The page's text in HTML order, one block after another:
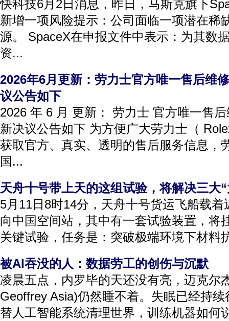
快科技6月2日消息，昨日，马斯克旗下
新增一项风险提示：公司面临一项潜在稀
源。 SpaceX在申报文件中表示：为其数
资...
2026年6月更新：劳力士官方唯一售后维
议公告如下
2026 年 6 月 更新： 劳力士 官方唯一售
新决议公告如下 为方便广大劳力士（
获取官方、真实、透明的售后服务信息，
国...
天舟十号带上天的这组试验，将解决三大
5月11日8时14分，天舟十号货运飞船载
向中国空间站，其中有一套试验装置，将
关键试验，任务是：突破极端环境下材料
被AI吞没的人：数据劳工的创伤与沉默
凌晨五点，内罗毕的天还没有亮，迈克尔
Geoffrey Asia)仍然睡不着。失眠已经持
替人工智能系统清理世界，训练机器如何